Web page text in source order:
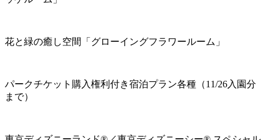
花と緑の癒し空間「グローイングフラワールーム」
パークチケット購入権利付き宿泊プラン各種（11/26入園分
まで）